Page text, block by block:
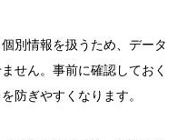
別情報を扱うため、データ
せん。事前に確認しておく
防ぎやすくなります。